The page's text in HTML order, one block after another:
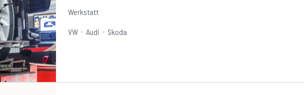
Werkstatt
VW Audi Skoda